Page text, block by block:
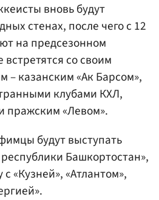
вновь будут
стенах, после чего с 12
на предсезонном
со своим
– казанским «Ак Барсом»,
клубами КХЛ,
пражским «Левом».
будут выступать
Башкортостан»,
с «Кузней», «Атлантом»,